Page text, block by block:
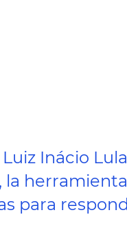
Inácio
la
para